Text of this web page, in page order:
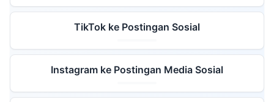
TikTok ke Postingan Sosial
Instagram ke Postingan Media Sosial